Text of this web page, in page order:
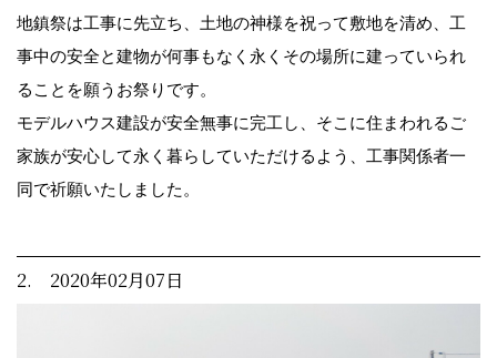
地鎮祭は工事に先立ち、土地の神様を祝って敷地を清め、工
事中の安全と建物が何事もなく永くその場所に建っていられ
ることを願うお祭りです。
モデルハウス建設が安全無事に完工し、そこに住まわれるご
家族が安心して永く暮らしていただけるよう、工事関係者一
同で祈願いたしました。
2. 2020年02月07日